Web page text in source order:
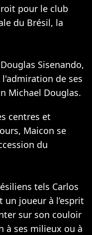
pour le club
du Brésil, la
Sisenando,
de ses
Michael Douglas.
centres et
Maicon se
du
tels Carlos
joueur à l’esprit
sur son couloir
à ses milieux ou à